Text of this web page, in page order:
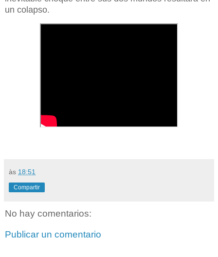
un colapso.
às 18:51
Compartir
No hay comentarios:
Publicar un comentario